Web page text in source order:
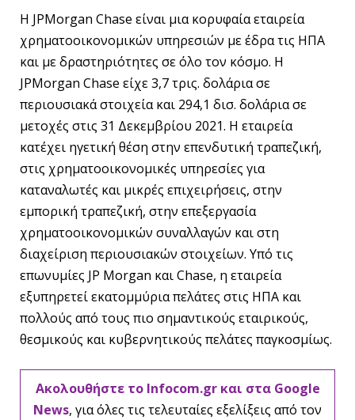
Η JPMorgan Chase είναι μια κορυφαία εταιρεία
χρηματοοικονομικών υπηρεσιών με έδρα τις ΗΠΑ
και με δραστηριότητες σε όλο τον κόσμο. Η
JPMorgan Chase είχε 3,7 τρις. δολάρια σε
περιουσιακά στοιχεία και 294,1 δισ. δολάρια σε
μετοχές στις 31 Δεκεμβρίου 2021. Η εταιρεία
κατέχει ηγετική θέση στην επενδυτική τραπεζική,
στις χρηματοοικονομικές υπηρεσίες για
καταναλωτές και μικρές επιχειρήσεις, στην
εμπορική τραπεζική, στην επεξεργασία
χρηματοοικονομικών συναλλαγών και στη
διαχείριση περιουσιακών στοιχείων. Υπό τις
επωνυμίες JP Morgan και Chase, η εταιρεία
εξυπηρετεί εκατομμύρια πελάτες στις ΗΠΑ και
πολλούς από τους πιο σημαντικούς εταιρικούς,
θεσμικούς και κυβερνητικούς πελάτες παγκοσμίως.
Ακολουθήστε το Infocom.gr και στα Google
News, για όλες τις τελευταίες εξελίξεις από τον